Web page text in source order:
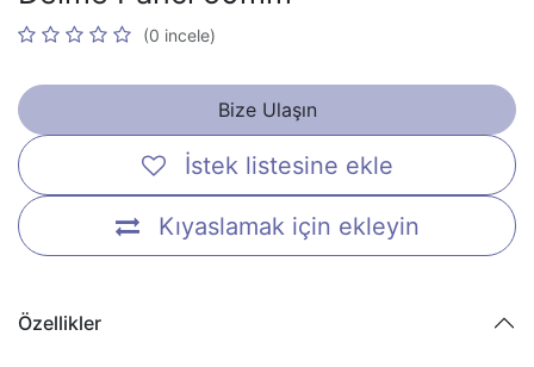
(0 incele)
Bize Ulaşın
Kıyaslamak için ekleyin
İstek listesine ekle
Özellikler